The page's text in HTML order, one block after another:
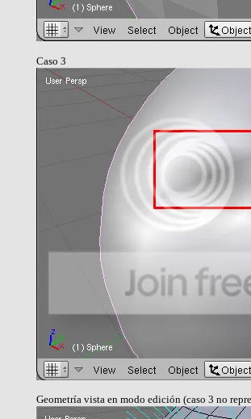
Caso 3
Geometría vista en modo edición (caso 3 no